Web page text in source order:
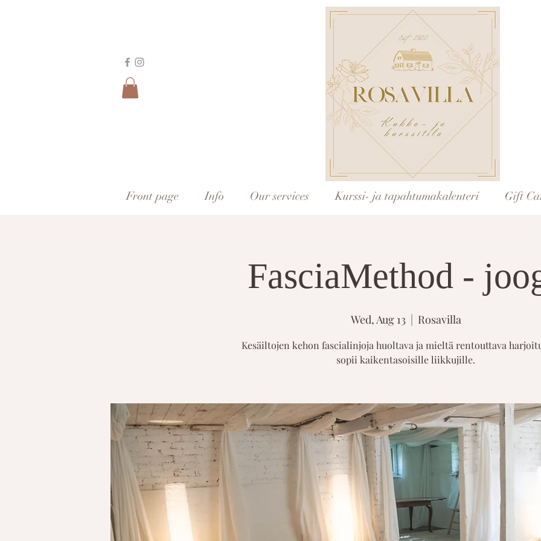
Front page Info Our services Kurssi- ja tapahtumakalenteri Gift
FasciaMethod -
Wed, Aug 13
  |
Rosavilla
Kesäiltojen kehon fascialinjoja huoltava ja mieltä rentouttava
sopii kaikentasoisille liikkujille.